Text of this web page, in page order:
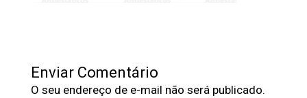
Enviar Comentário
O seu endereço de e-mail não será publicado.